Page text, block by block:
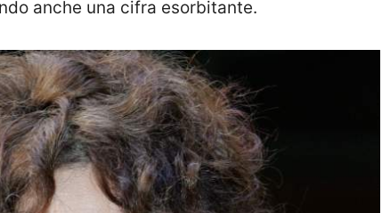
anche una cifra esorbitante.